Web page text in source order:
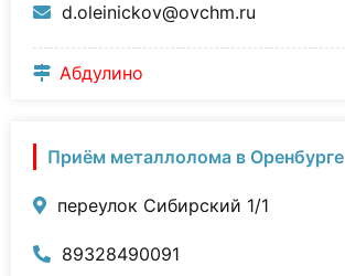
d.oleinickov@ovchm.ru
Абдулино
Приём металлолома в Оренбурге
переулок Сибирский 1/1
89328490091